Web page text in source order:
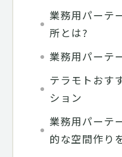
業務用パーテ
所とは?
業務用パーテ
テラモトおす
ション
業務用パーテ
的な空間作り